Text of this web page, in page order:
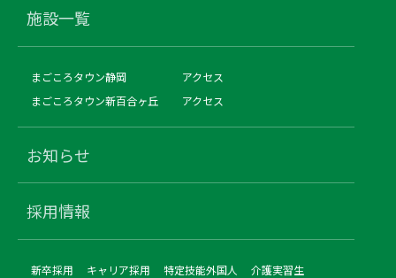
施設一覧
まごころタウン静岡
アクセス
まごころタウン新百合ヶ丘
アクセス
お知らせ
採用情報
新卒採用 キャリア採用 特定技能外国人 介護実習生